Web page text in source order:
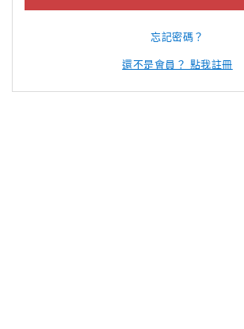
忘記密碼？
還不是會員？ 點我註冊